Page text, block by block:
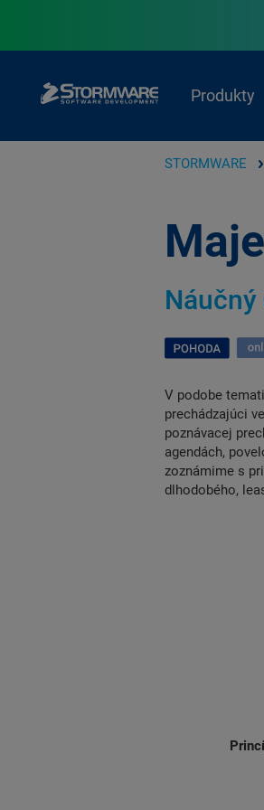
Produkty
STORMWARE
V podobe
prechádzajúci
poznávacej
agendách,
zoznámime s
dlhodobého,